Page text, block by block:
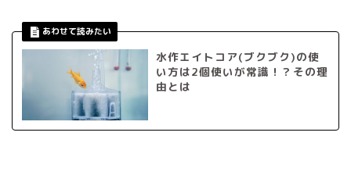
水作エイトコア(ブクブク)の使
い方は2個使いが常識！？その理
由とは